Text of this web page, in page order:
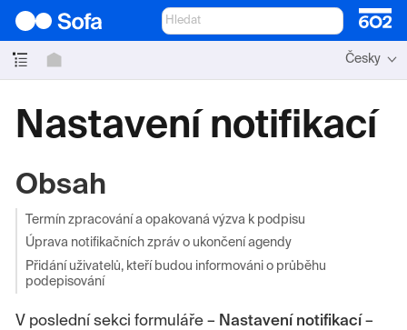
Česky
Nastavení notifikací
Obsah
Termín zpracování a opakovaná výzva k podpisu
Úprava notifikačních zpráv o ukončení agendy
Přidání uživatelů, kteří budou informováni o průběhu
podepisování
V poslední sekci formuláře – Nastavení notifikací –